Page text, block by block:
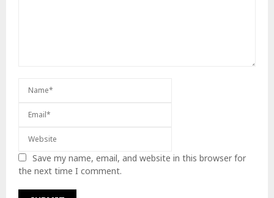
Save my name, email, and website in this browser for
the next time I comment.